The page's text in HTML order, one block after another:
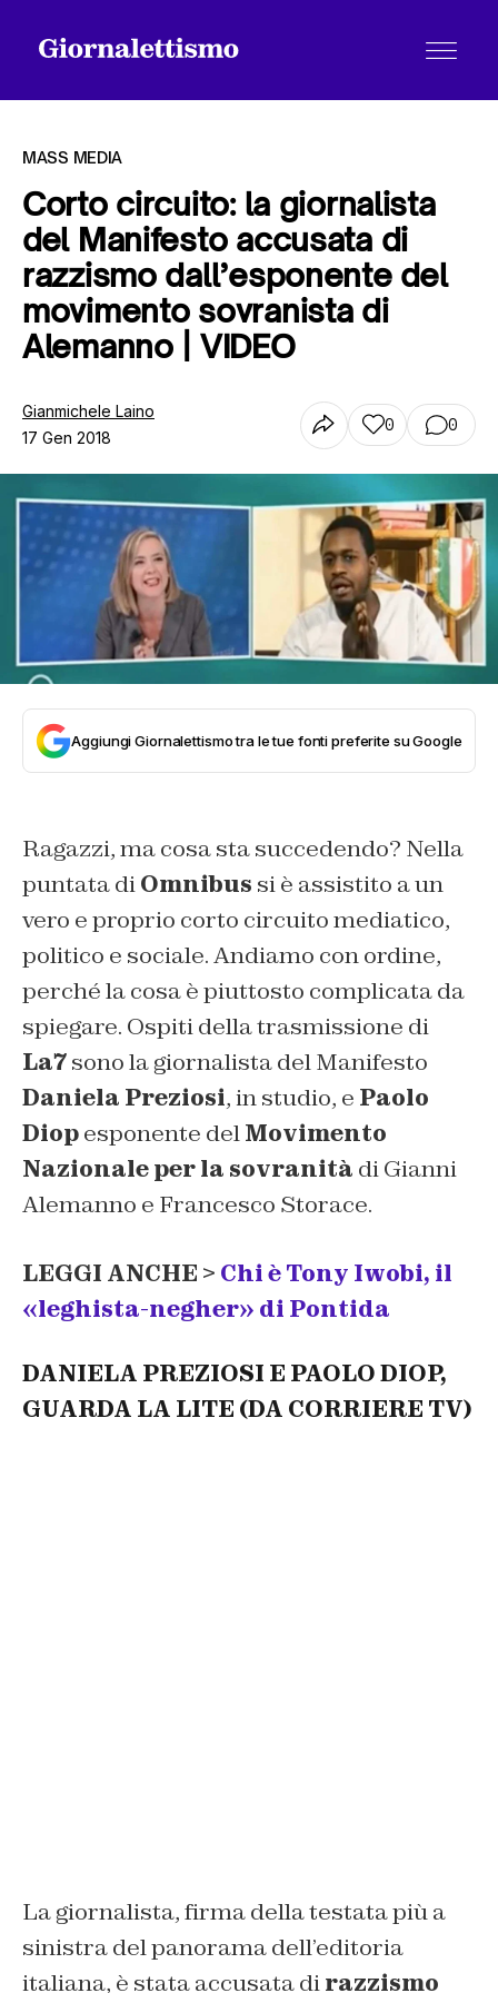
Tutti gli articoli
Chi siamo
Contatti
MASS MEDIA
Corto circuito: la giornalista
del Manifesto accusata di
razzismo dall’esponente del
movimento sovranista di
Alemanno | VIDEO
Gianmichele Laino
17 Gen 2018
0 0
Aggiungi Giornalettismo tra le tue fonti preferite su Google
Ragazzi, ma cosa sta succedendo? Nella
puntata diOmnibus si è assistito a un
vero e proprio corto circuito mediatico,
politico e sociale. Andiamo con ordine,
perché la cosa è piuttosto complicata da
spiegare. Ospiti della trasmissione di
La7sono la giornalista delManifesto
Daniela Preziosi, in studio, e Paolo
Diopesponente delMovimento
Nazionale per la sovranità di Gianni
Alemanno e Francesco Storace.
LEGGI ANCHE > Chi è Tony Iwobi, il
«leghista-negher» di Pontida
DANIELA PREZIOSI E PAOLO DIOP,
GUARDA LA LITE (DA CORRIERE TV)
La giornalista, firma della testata più a
sinistra del panorama dell’editoria
italiana, è stata accusata dirazzismo